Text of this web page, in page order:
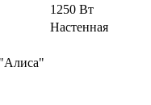
1250 Вт
Настенная